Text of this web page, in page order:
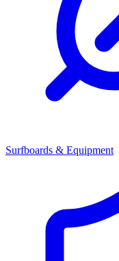
Surfboards & Equipment